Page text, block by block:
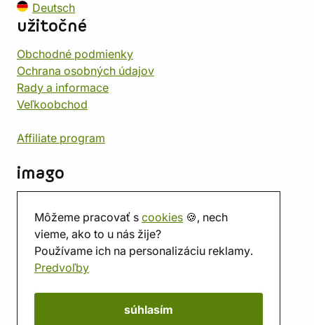
Môžeme pracovať s cookies 🍪, nech
vieme, ako to u nás žije?
Používame ich na personalizáciu reklamy.
Predvoľby
súhlasím
Deutsch
užitočné
Obchodné podmienky
Ochrana osobných údajov
Rady a informace
Veľkoobchod
Affiliate program
imago
Predajňa
Herňa
O nás
Hodnotenie obchodu